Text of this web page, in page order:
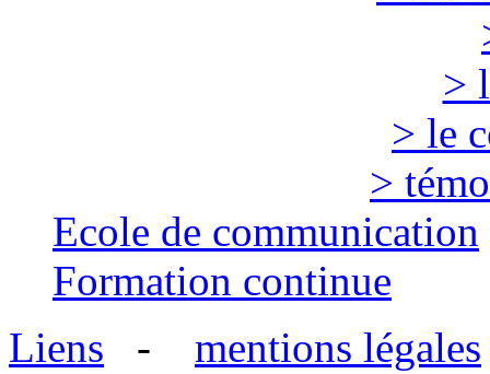
>
> le
>
Ecole de communication
Formation continue
Liens - mentions légales